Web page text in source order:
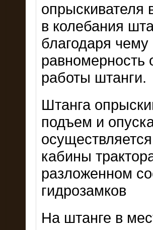
опрыскивателя
в колебания
благодаря
равномерность
работы штанги.
Штанга
подъем и
кабины
разложенном
гидрозамков
На штанге в